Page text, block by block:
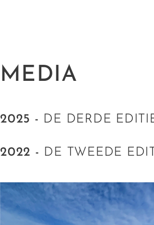
MEDIA
2025 - DE DERDE
2022 - DE TWEEDE